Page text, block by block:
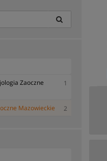
Zaoczne
1
Mazowieckie 2